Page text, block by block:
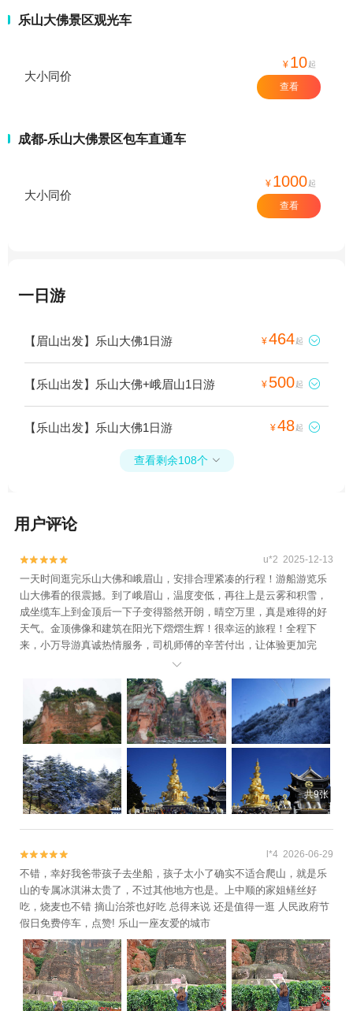
乐山大佛景区观光车
大小同价
¥ 10起
查看
成都-乐山大佛景区包车直通车
大小同价
¥ 1000起
查看
一日游
【眉山出发】乐山大佛1日游 ¥464起 
【乐山出发】乐山大佛+峨眉山1日游 ¥ 500起 
【乐山出发】乐山大佛1日游 ¥48起 
查看剩余108个 
用户评论

 u*2 2025-12-13
一天时间逛完乐山大佛和峨眉山，安排合理紧凑的行程！游船游览乐
山大佛看的很震撼。到了峨眉山，温度变低，再往上是云雾和积雪，
成坐缆车上到金顶后一下子变得豁然开朗，晴空万里，真是难得的好
天气。金顶佛像和建筑在阳光下熠熠生辉！很幸运的旅程！全程下
来，小万导游真诚热情服务，司机师傅的辛苦付出，让体验更加完

共9张

 l*4 2026-06-29
不错，幸好我爸带孩子去坐船，孩子太小了确实不适合爬山，就是乐
山的专属冰淇淋太贵了，不过其他地方也是。上中顺的家姐鳝丝好
吃，烧麦也不错 摘山治茶也好吃 总得来说 还是值得一逛 人民政府节
假日免费停车，点赞! 乐山一座友爱的城市